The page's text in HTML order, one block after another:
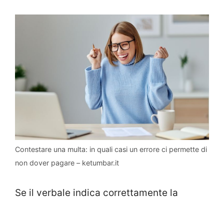
Contestare una multa: in quali casi un errore ci permette di
non dover pagare – ketumbar.it
Se il verbale indica correttamente la